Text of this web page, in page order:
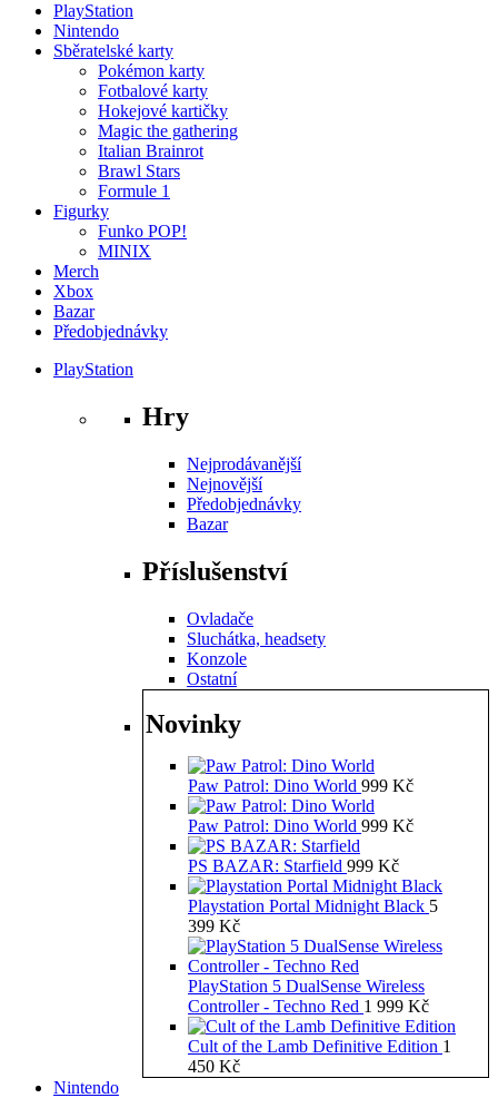
PlayStation
Nintendo
Sběratelské karty
Pokémon karty
Fotbalové karty
Hokejové kartičky
Magic the gathering
Italian Brainrot
Brawl Stars
Formule 1
Figurky
Funko POP!
MINIX
Merch
Xbox
Bazar
Předobjednávky
PlayStation
Hry
Nejprodávanější
Nejnovější
Předobjednávky
Bazar
Příslušenství
Ovladače
Sluchátka, headsety
Konzole
Ostatní
Novinky
Paw Patrol: Dino World 999 Kč
Paw Patrol: Dino World 999 Kč
PS BAZAR: Starfield 999 Kč
Playstation Portal Midnight Black 5
399 Kč
PlayStation 5 DualSense Wireless
Controller - Techno Red 1 999 Kč
Cult of the Lamb Definitive Edition 1
450 Kč
Nintendo